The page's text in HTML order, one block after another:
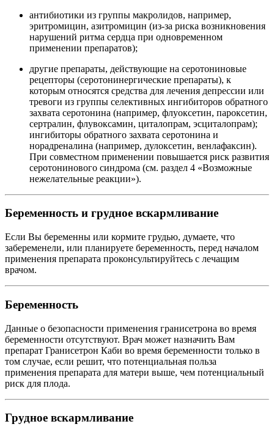
антибиотики из группы макролидов, например,
эритромицин, азитромицин (из-за риска возникновения
нарушений ритма сердца при одновременном
применении препаратов);
другие препараты, действующие на серотониновые
рецепторы (серотонинергические препараты), к
которым относятся средства для лечения депрессии или
тревоги из группы селективных ингибиторов обратного
захвата серотонина (например, флуоксетин, пароксетин,
сертралин, флувоксамин, циталопрам, эсциталопрам);
ингибиторы обратного захвата серотонина и
норадреналина (например, дулоксетин, венлафаксин).
При совместном применении повышается риск развития
серотонинового синдрома (см. раздел 4 «Возможные
нежелательные реакции»).
Беременность и грудное вскармливание
Если Вы беременны или кормите грудью, думаете, что
забеременели, или планируете беременность, перед началом
применения препарата проконсультируйтесь с лечащим
врачом.
Беременность
Данные о безопасности применения гранисетрона во время
беременности отсутствуют. Врач может назначить Вам
препарат Гранисетрон Каби во время беременности только в
том случае, если решит, что потенциальная польза
применения препарата для матери выше, чем потенциальный
риск для плода.
Грудное вскармливание